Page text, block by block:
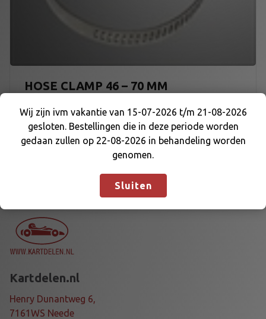
HOSE CLAMP 46 – 70 MM
€1,30
Kartdelen.nl
Henry Dunantweg 6,
7161WS Neede
Wij zijn ivm vakantie van 15-07-2026 t/m 21-08-
2026 gesloten. Bestellingen die in deze periode
worden gedaan zullen op 22-08-2026 in
behandeling worden genomen.Negeren
Wij zijn ivm vakantie van 15-07-2026 t/m 21-08-2026
gesloten. Bestellingen die in deze periode worden
gedaan zullen op 22-08-2026 in behandeling worden
genomen.
Sluiten